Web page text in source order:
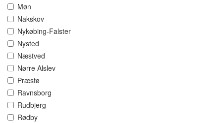
Møn
Nakskov
Nykøbing-Falster
Nysted
Næstved
Nørre Alslev
Præstø
Ravnsborg
Rudbjerg
Rødby